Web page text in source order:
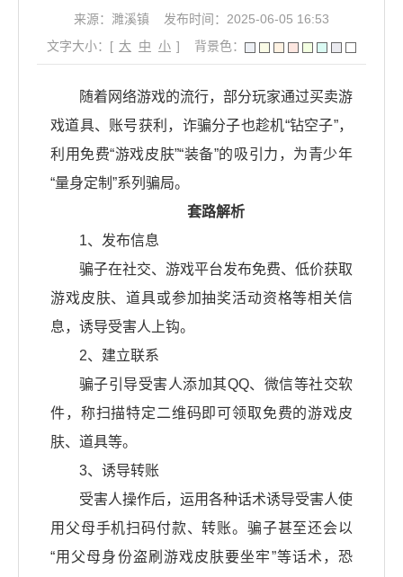
来源：濉溪镇
发布时间：2025-06-05 16:53
文字大小：[ 大 中 小 ] 背景色：
随着网络游戏的流行，部分玩家通过买卖游
戏道具、账号获利，诈骗分子也趁机“钻空子”，
利用免费“游戏皮肤”“装备”的吸引力，为青少年
“量身定制”系列骗局。
套路解析
1、发布信息
骗子在社交、游戏平台发布免费、低价获取
游戏皮肤、道具或参加抽奖活动资格等相关信
息，诱导受害人上钩。
2、建立联系
骗子引导受害人添加其QQ、微信等社交软
件，称扫描特定二维码即可领取免费的游戏皮
肤、道具等。
3、诱导转账
受害人操作后，运用各种话术诱导受害人使
用父母手机扫码付款、转账。骗子甚至还会以
“用父母身份盗刷游戏皮肤要坐牢”等话术，恐